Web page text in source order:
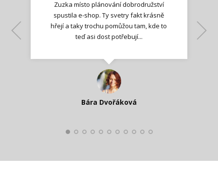
Zuzka místo plánování dobrodružství
spustila e-shop. Ty svetry fakt krásně
hřejí a taky trochu pomůžou tam, kde to
teď asi dost potřebují...
Bára Dvořáková
Jana T.
Kateřina Veleta Štěpánová
Ilona M.
Lenka K.
Nadšená zpráva
Katka Perháčová
Smolková
Lenka K.